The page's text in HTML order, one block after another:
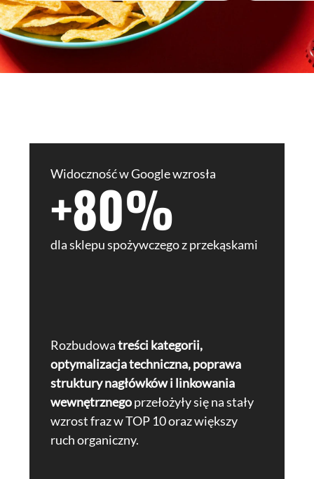
Widoczność w Google wzrosła
+80%
dla sklepu spożywczego z przekąskami
Rozbudowatreści kategorii,
optymalizacja techniczna, poprawa
struktury nagłówków i linkowania
wewnętrznegoprzełożyły się na stały
wzrost fraz w TOP 10 oraz większy
ruch organiczny.